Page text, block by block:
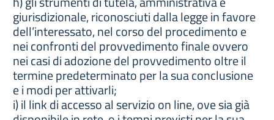
giurisdizionale, riconosciuti dalla legge in favore
dell’interessato, nel corso del procedimento e
nei confronti del provvedimento finale ovvero
nei casi di adozione del provvedimento oltre il
termine predeterminato per la sua conclusione
e i modi per attivarli;
i) il link di accesso al servizio on line, ove sia già